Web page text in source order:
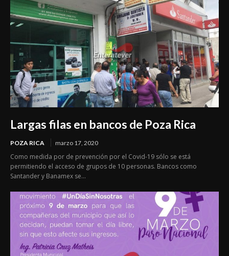
Largas filas en bancos de Poza Rica
POZA RICA marzo 17, 2020
Como medida por de prevención por el Covid-19 sólo se está
permitiendo el acceso de grupos de 10 personas. Bancos como
Santander y Banamex se...